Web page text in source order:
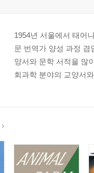
1954년 서울에서 태어
문 번역가 양성 과정 겸
양서와 문학 서적을 많
회과학 분야의 교양서